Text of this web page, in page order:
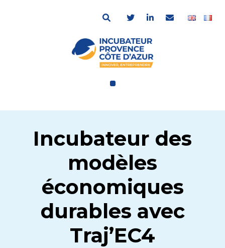
Incubateur des
modèles
économiques
durables avec
Traj’EC4